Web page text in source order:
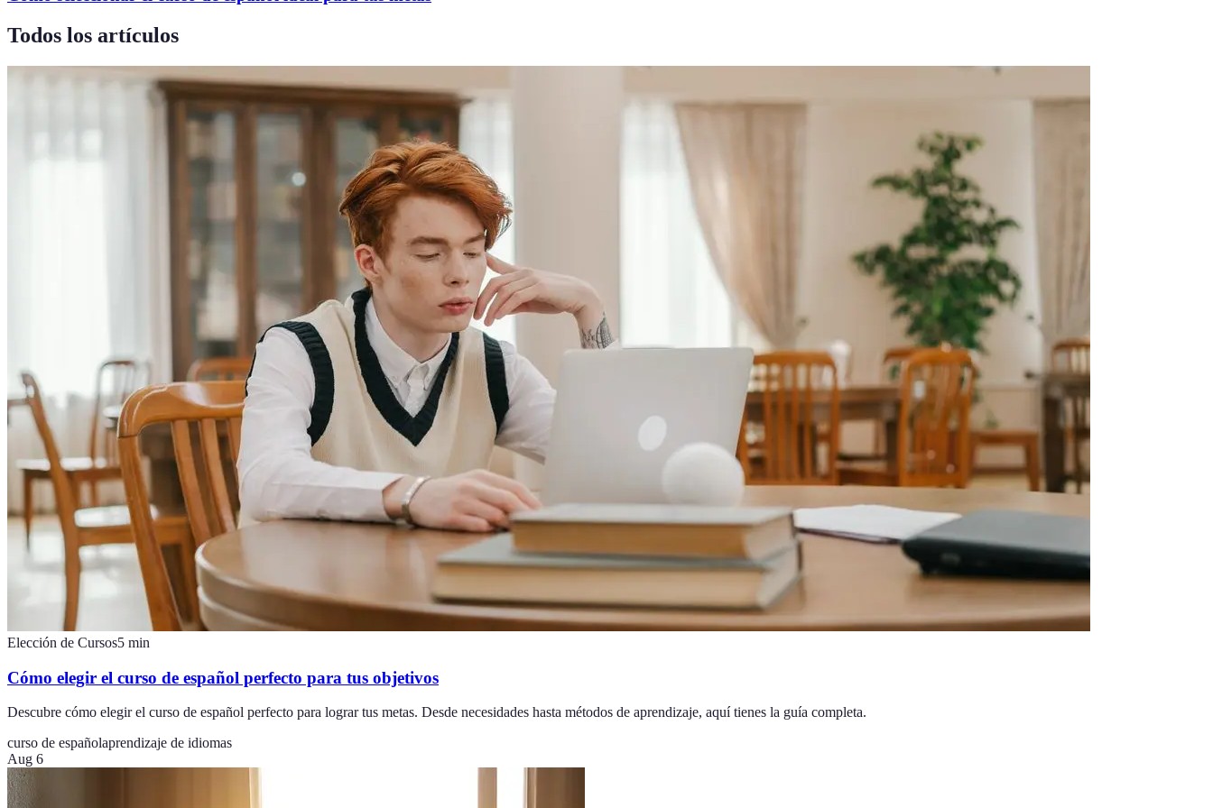
Todos los artículos
Elección de Cursos5 min
Cómo elegir el curso de español perfecto para tus objetivos
Descubre cómo elegir el curso de español perfecto para lograr tus metas. Desde necesidades hasta métodos de aprendizaje, aquí tienes la guía completa.
curso de españolaprendizaje de idiomas
Aug 6